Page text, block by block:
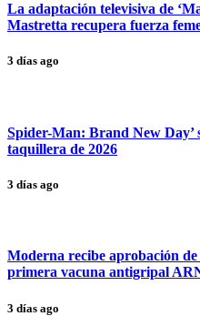
La adaptación televisiva de
Mastretta recupera fuerza
3 días ago
Spider-Man: Brand New Day’
taquillera de 2026
3 días ago
Moderna recibe aprobación
primera vacuna antigripal
3 días ago